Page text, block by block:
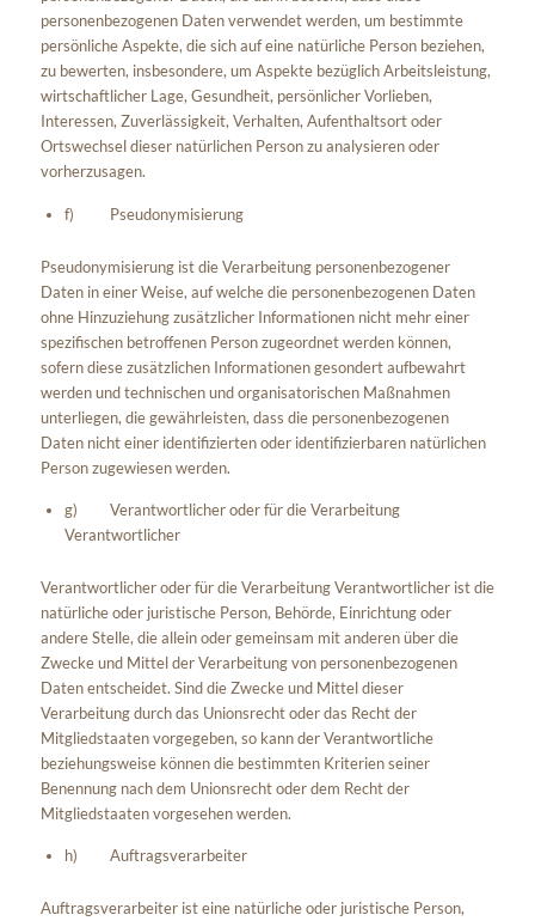
personenbezogenen Daten verwendet werden, um bestimmte
persönliche Aspekte, die sich auf eine natürliche Person beziehen,
zu bewerten, insbesondere, um Aspekte bezüglich Arbeitsleistung,
wirtschaftlicher Lage, Gesundheit, persönlicher Vorlieben,
Interessen, Zuverlässigkeit, Verhalten, Aufenthaltsort oder
Ortswechsel dieser natürlichen Person zu analysieren oder
vorherzusagen.
f) Pseudonymisierung
Pseudonymisierung ist die Verarbeitung personenbezogener
Daten in einer Weise, auf welche die personenbezogenen Daten
ohne Hinzuziehung zusätzlicher Informationen nicht mehr einer
spezifischen betroffenen Person zugeordnet werden können,
sofern diese zusätzlichen Informationen gesondert aufbewahrt
werden und technischen und organisatorischen Maßnahmen
unterliegen, die gewährleisten, dass die personenbezogenen
Daten nicht einer identifizierten oder identifizierbaren natürlichen
Person zugewiesen werden.
g) Verantwortlicher oder für die Verarbeitung
Verantwortlicher
Verantwortlicher oder für die Verarbeitung Verantwortlicher ist die
natürliche oder juristische Person, Behörde, Einrichtung oder
andere Stelle, die allein oder gemeinsam mit anderen über die
Zwecke und Mittel der Verarbeitung von personenbezogenen
Daten entscheidet. Sind die Zwecke und Mittel dieser
Verarbeitung durch das Unionsrecht oder das Recht der
Mitgliedstaaten vorgegeben, so kann der Verantwortliche
beziehungsweise können die bestimmten Kriterien seiner
Benennung nach dem Unionsrecht oder dem Recht der
Mitgliedstaaten vorgesehen werden.
h) Auftragsverarbeiter
Auftragsverarbeiter ist eine natürliche oder juristische Person,